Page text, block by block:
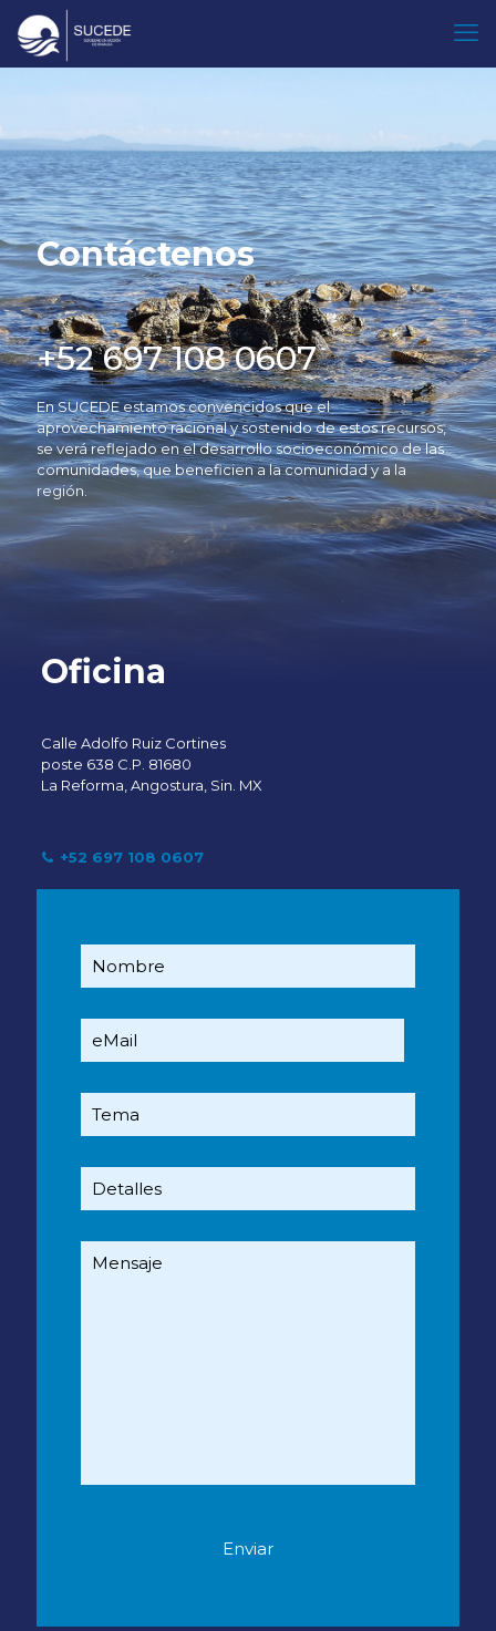
Contáctenos
+52 697 108 0607
En SUCEDE estamos convencidos que el
aprovechamiento racional y sostenido de estos recursos,
se verá reflejado en el desarrollo socioeconómico de las
comunidades, que beneficien a la comunidad y a la
región.
Oficina
Calle Adolfo Ruiz Cortines
poste 638 C.P. 81680
La Reforma, Angostura, Sin. MX
+52 697 108 0607
contacto@sucede.org.mx